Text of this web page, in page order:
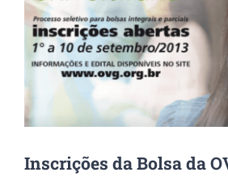
Inscrições da Bolsa da